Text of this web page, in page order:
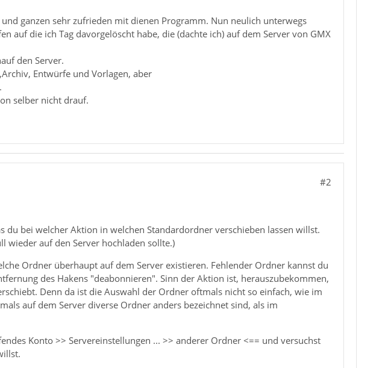
ganzen sehr zufrieden mit dienen Programm. Nun neulich unterwegs
auf die ich Tag davorgelöscht habe, die (dachte ich) auf dem Server von GMX
den Server.
Entwürfe und Vorlagen, aber
selber nicht drauf.
#2
bei welcher Aktion in welchen Standardordner verschieben lassen willst.
wieder auf den Server hochladen sollte.)
Ordner überhaupt auf dem Server existieren. Fehlender Ordner kannst du
des Hakens "deabonnieren". Sinn der Aktion ist, herauszubekommen,
Denn da ist die Auswahl der Ordner oftmals nicht so einfach, wie im
auf dem Server diverse Ordner anders bezeichnet sind, als im
Konto >> Servereinstellungen ... >> anderer Ordner <== und versuchst